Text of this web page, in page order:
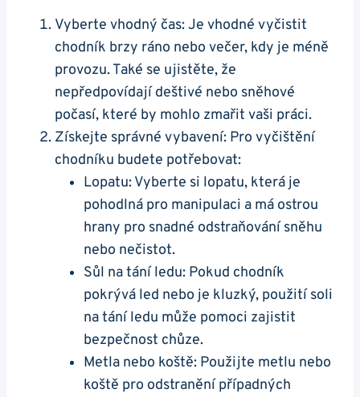
Vyberte vhodný čas: Je vhodné vyčistit
chodník brzy ráno ⁣nebo večer, kdy je méně
provozu. Také se ujistěte, že
nepředpovídají deštivé nebo ⁣sněhové
počasí,⁣ které​ by⁤ mohlo ​zmařit vaši ​práci.
Získejte ⁣správné vybavení: Pro vyčištění
chodníku budete potřebovat:
Lopatu: Vyberte si lopatu, která je
pohodlná pro manipulaci a má ostrou
hrany pro snadné odstraňování ‌sněhu
⁢nebo nečistot.
Sůl na⁤ tání ledu: Pokud chodník
pokrývá led ‌nebo je kluzký, ‌použití soli
na ​tání ledu může pomoci zajistit
⁣bezpečnost chůze.
Metla⁤ nebo​ koště: Použijte metlu nebo
koště pro odstranění případných